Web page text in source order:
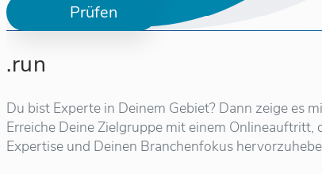
Prüfen
.run
Du bist Experte in Deinem Gebiet? Dann zeige es
Erreiche Deine Zielgruppe mit einem
Expertise und Deinen Branchenfokus